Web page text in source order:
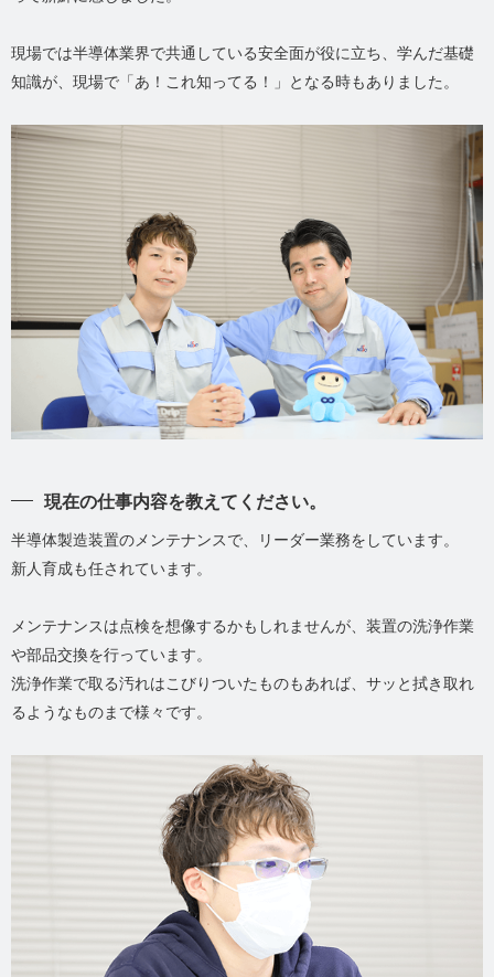
現場では半導体業界で共通している安全面が役に立ち、学んだ基礎
知識が、現場で「あ！これ知ってる！」となる時もありました。
現在の仕事内容を教えてください。
半導体製造装置のメンテナンスで、リーダー業務をしています。
新人育成も任されています。
メンテナンスは点検を想像するかもしれませんが、装置の洗浄作業
や部品交換を行っています。
洗浄作業で取る汚れはこびりついたものもあれば、サッと拭き取れ
るようなものまで様々です。